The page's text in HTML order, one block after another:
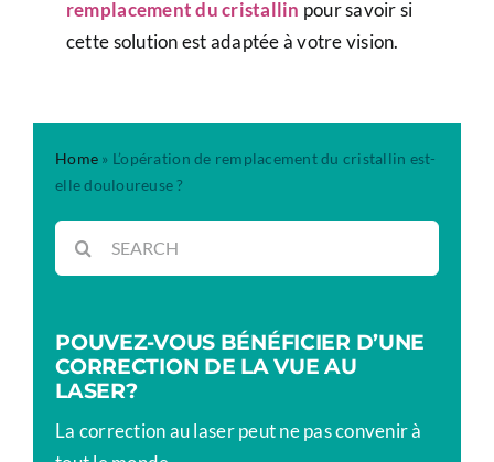
remplacement du cristallin pour savoir si
cette solution est adaptée à votre vision.
Home » L’opération de remplacement du cristallin est-
elle douloureuse ?
Rechercher:
POUVEZ-VOUS BÉNÉFICIER D’UNE
CORRECTION DE LA VUE AU
LASER?
La correction au laser peut ne pas convenir à